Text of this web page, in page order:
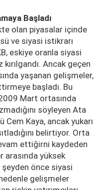
Başladı
olan piyasalar içinde
ve siyasi istikrarı
eskiye oranla siyasi
Ancak geçen
yaşanan gelişmeler,
başladı. Bu
Mart ortasında
söyleyen Ata
Cem Kaya, ancak yukarı
belirtiyor. Orta
ettiğirni kaydeden
arasında yüksek
önce siyasi
gelişmeler